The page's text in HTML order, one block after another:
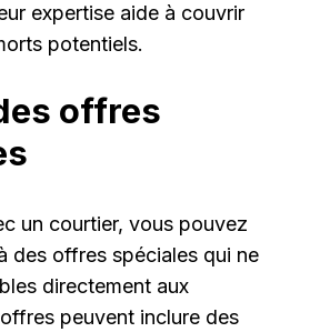
expertise aide à couvrir
potentiels.
offres
un courtier, vous pouvez
des offres spéciales qui ne
directement aux
peuvent inclure des